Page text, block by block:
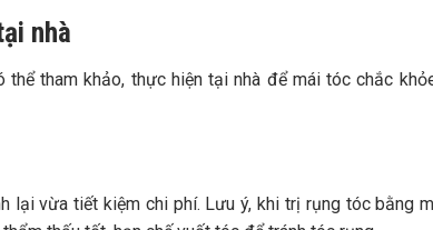
nhà
tham khảo, thực hiện tại nhà để mái tóc chắc
lại vừa tiết kiệm chi phí. Lưu ý, khi trị rụng tóc bằng